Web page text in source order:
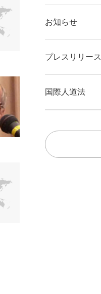
お知らせ
プレスリリース
国際人道法